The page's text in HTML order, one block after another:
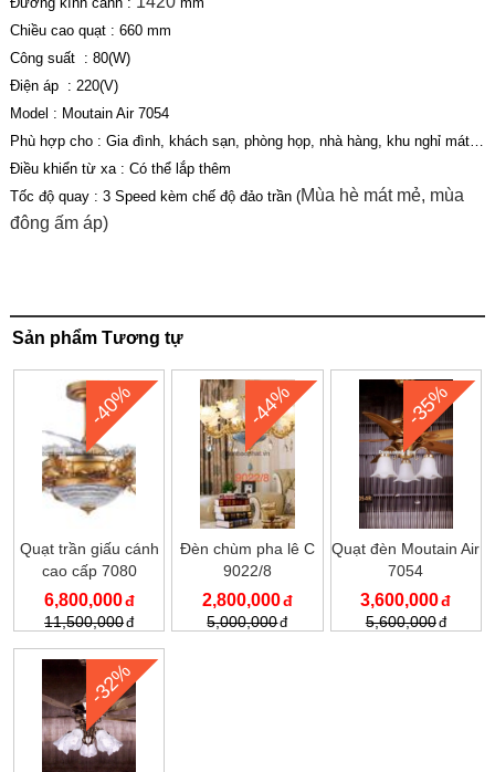
Chiều cao quạt : 660 mm
Công suất : 80(W)
Điện áp : 220(V)
Model : Moutain Air 7054
Phù hợp cho : Gia đình, khách sạn, phòng họp, nhà hàng, khu nghỉ mát…
Điều khiển từ xa : Có thể lắp thêm
Tốc độ quay : 3 Speed kèm chế độ đảo trần (Mùa hè mát mẻ, mùa
đông ấm áp)
Sản phẩm Tương tự
-40%
Quạt trần giấu cánh
cao cấp 7080
6,800,000
11,500,000
-44%
Đèn chùm pha lê C
9022/8
2,800,000
5,000,000
-35%
Quạt đèn Moutain Air
7054
3,600,000
5,600,000
-32%